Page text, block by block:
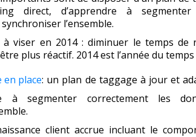
direct, d’apprendre à
l’ensemble.
viser en 2014 : diminuer le temps de
plus réactif. 2014 est l’année du temps
en place: un plan de taggage à jour et
à segmenter correctement les
client accrue incluant le